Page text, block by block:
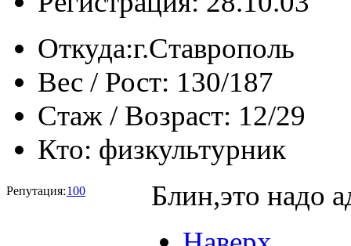
Откуда:г.Ставрополь
Вес / Рост: 130/187
Стаж / Возраст: 12/29
Кто: физкультурник
Репутация:100
Блин,это надо